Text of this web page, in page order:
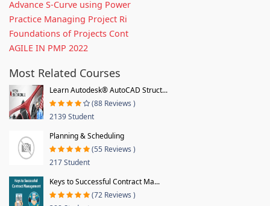
Advance S-Curve using Power
Practice Managing Project Ri
Foundations of Projects Cont
AGILE IN PMP 2022
Most Related Courses
Learn Autodesk® AutoCAD Struct...
(88 Reviews )
2139 Student
Planning & Scheduling
(55 Reviews )
217 Student
Keys to Successful Contract Ma...
(72 Reviews )